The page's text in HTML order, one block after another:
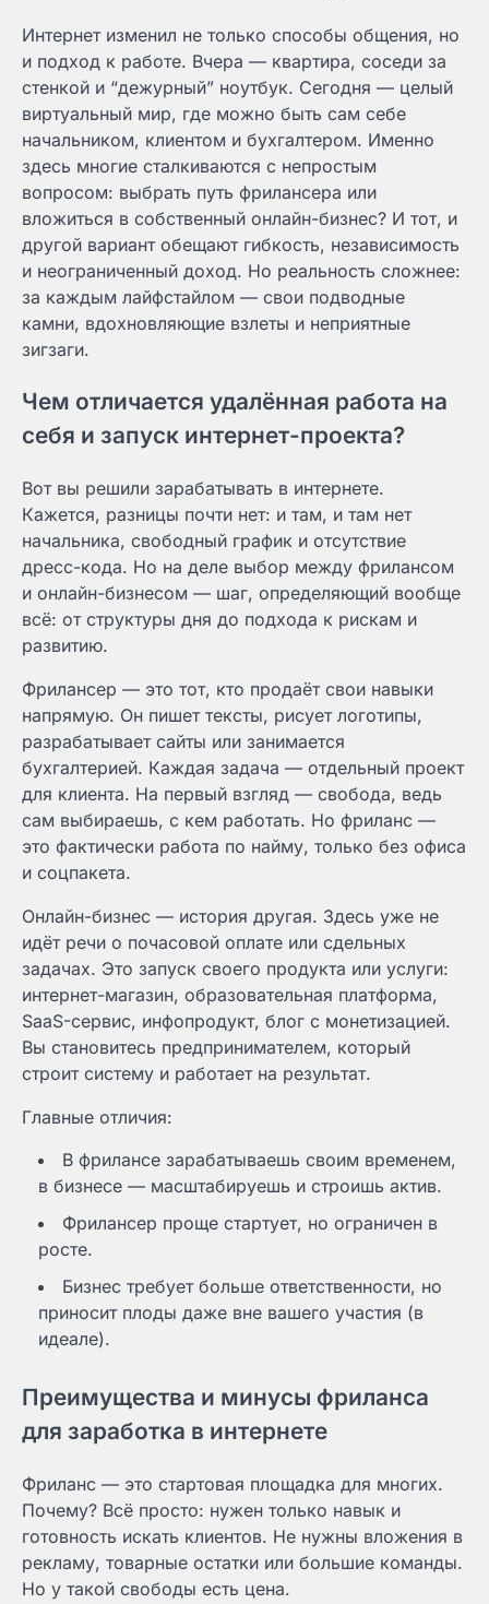
Интернет изменил не только способы общения, но
и подход к работе. Вчера — квартира, соседи за
стенкой и “дежурный” ноутбук. Сегодня — целый
виртуальный мир, где можно быть сам себе
начальником, клиентом и бухгалтером. Именно
здесь многие сталкиваются с непростым
вопросом: выбрать путь фрилансера или
вложиться в собственный онлайн-бизнес? И тот, и
другой вариант обещают гибкость, независимость
и неограниченный доход. Но реальность сложнее:
за каждым лайфстайлом — свои подводные
камни, вдохновляющие взлеты и неприятные
зигзаги.
Чем отличается удалённая работа на
себя и запуск интернет-проекта?
Вот вы решили зарабатывать в интернете.
Кажется, разницы почти нет: и там, и там нет
начальника, свободный график и отсутствие
дресс-кода. Но на деле выбор между фрилансом
и онлайн-бизнесом — шаг, определяющий вообще
всё: от структуры дня до подхода к рискам и
развитию.
Фрилансер — это тот, кто продаёт свои навыки
напрямую. Он пишет тексты, рисует логотипы,
разрабатывает сайты или занимается
бухгалтерией. Каждая задача — отдельный проект
для клиента. На первый взгляд — свобода, ведь
сам выбираешь, с кем работать. Но фриланс —
это фактически работа по найму, только без офиса
и соцпакета.
Онлайн-бизнес — история другая. Здесь уже не
идёт речи о почасовой оплате или сдельных
задачах. Это запуск своего продукта или услуги:
интернет-магазин, образовательная платформа,
SaaS-сервис, инфопродукт, блог с монетизацией.
Вы становитесь предпринимателем, который
строит систему и работает на результат.
Главные отличия:
В фрилансе зарабатываешь своим временем,
в бизнесе — масштабируешь и строишь актив.
Фрилансер проще стартует, но ограничен в
росте.
Бизнес требует больше ответственности, но
приносит плоды даже вне вашего участия (в
идеале).
Преимущества и минусы фриланса
для заработка в интернете
Фриланс — это стартовая площадка для многих.
Почему? Всё просто: нужен только навык и
готовность искать клиентов. Не нужны вложения в
рекламу, товарные остатки или большие команды.
Но у такой свободы есть цена.